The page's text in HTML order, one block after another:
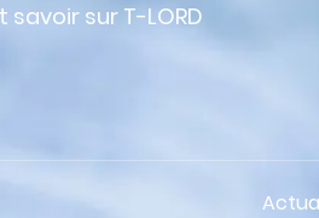
sur T-LORD